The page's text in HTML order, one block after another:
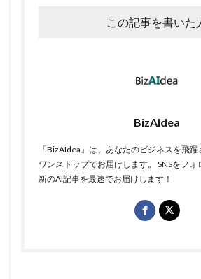
この記事を書いた
BizAIdea
「BizAIdea」は、あなたのビジネスを飛
ワンストップでお届けします。 SNSをフ
新のAI記事を最速でお届けします！